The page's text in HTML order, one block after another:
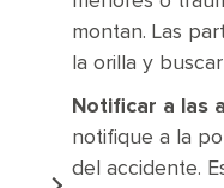
montan. Las
la orilla y
Notificar a las
notifique a la
del accidente.